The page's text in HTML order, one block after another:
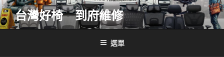
跳
至
主
台灣好椅 到府維修
選單